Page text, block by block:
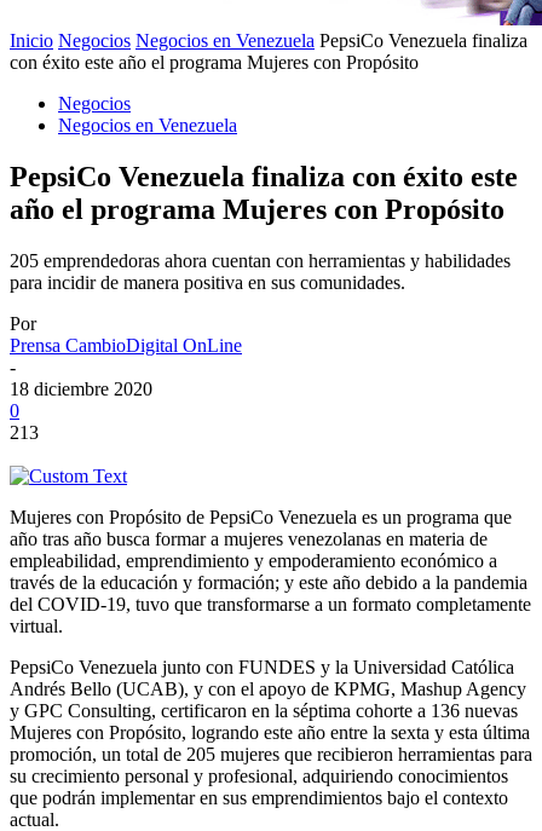
Inicio Negocios Negocios en Venezuela PepsiCo Venezuela finaliza
con éxito este año el programa Mujeres con Propósito
Negocios
Negocios en Venezuela
PepsiCo Venezuela finaliza con éxito este
año el programa Mujeres con Propósito
205 emprendedoras ahora cuentan con herramientas y habilidades
para incidir de manera positiva en sus comunidades.
Por
Prensa CambioDigital OnLine
-
18 diciembre 2020
0
213
Mujeres con Propósito de PepsiCo Venezuela es un programa que
año tras año busca formar a mujeres venezolanas en materia de
empleabilidad, emprendimiento y empoderamiento económico a
través de la educación y formación; y este año debido a la pandemia
del COVID-19, tuvo que transformarse a un formato completamente
virtual.
PepsiCo Venezuela junto con FUNDES y la Universidad Católica
Andrés Bello (UCAB), y con el apoyo de KPMG, Mashup Agency
y GPC Consulting, certificaron en la séptima cohorte a 136 nuevas
Mujeres con Propósito, logrando este año entre la sexta y esta última
promoción, un total de 205 mujeres que recibieron herramientas para
su crecimiento personal y profesional, adquiriendo conocimientos
que podrán implementar en sus emprendimientos bajo el contexto
actual.